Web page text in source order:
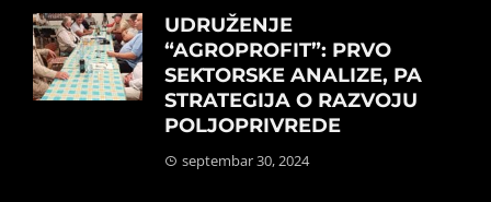
UDRUŽENJE
“AGROPROFIT”: PRVO
SEKTORSKE ANALIZE, PA
STRATEGIJA O RAZVOJU
POLJOPRIVREDE
septembar 30, 2024